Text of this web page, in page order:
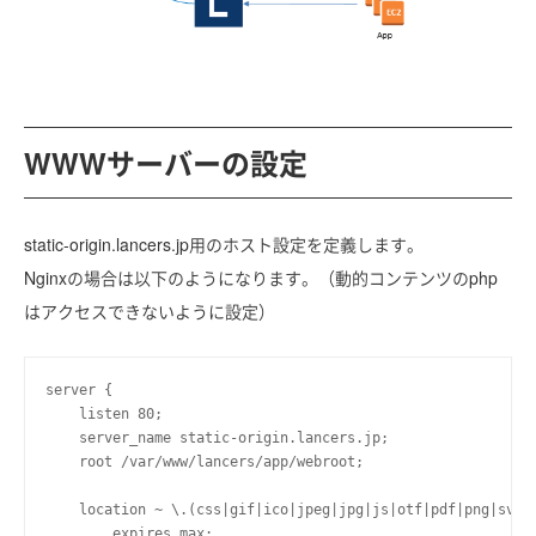
WWWサーバーの設定
static-origin.lancers.jp用のホスト設定を定義します。
Nginxの場合は以下のようになります。（動的コンテンツのphp
はアクセスできないように設定）
server {
    listen 80;
    server_name static-origin.lancers.jp;
    root /var/www/lancers/app/webroot;
location ~